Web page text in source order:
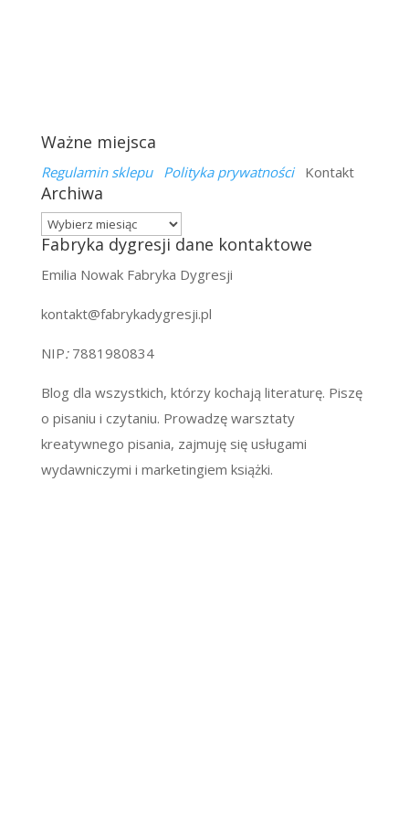
Ważne miejsca
Regulamin sklepu Polityka prywatnościKontakt
Archiwa
Archiwa
Fabryka dygresji dane kontaktowe
Emilia Nowak Fabryka Dygresji
kontakt@fabrykadygresji.pl
NIP: 7881980834
Blog dla wszystkich, którzy kochają literaturę. Piszę
o pisaniu i czytaniu. Prowadzę warsztaty
kreatywnego pisania, zajmuję się usługami
wydawniczymi i marketingiem książki.